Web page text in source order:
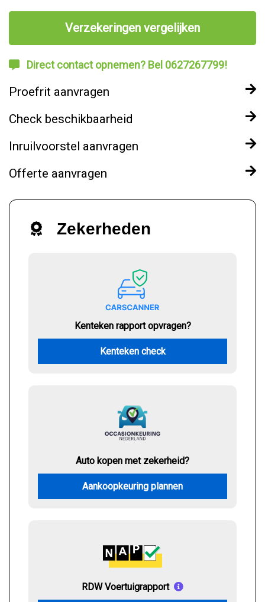
Verzekeringen vergelijken
Direct contact opnemen? Bel 0627267799!
Proefrit aanvragen
Check beschikbaarheid
Inruilvoorstel aanvragen
Offerte aanvragen
Zekerheden
Kenteken rapport opvragen?
Kenteken check
Auto kopen met zekerheid?
Aankoopkeuring plannen
RDW Voertuigrapport